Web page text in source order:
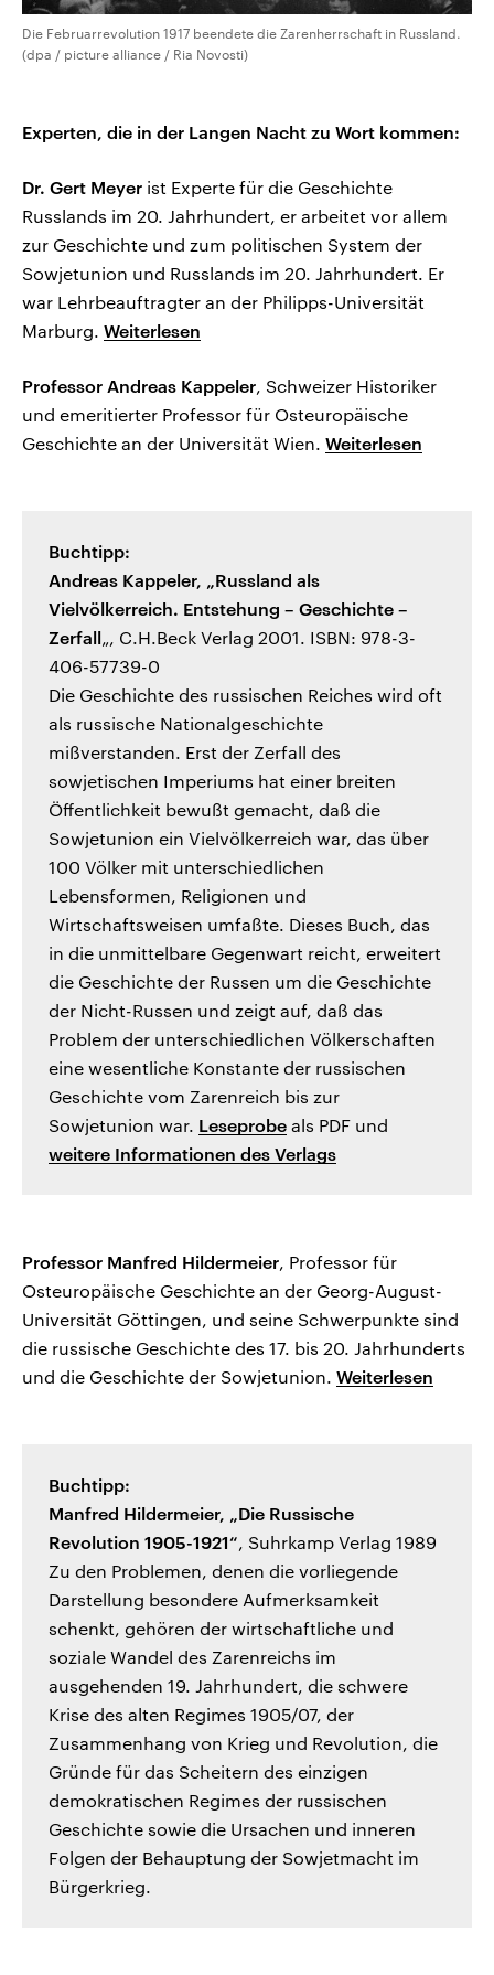
Die Februarrevolution 1917 beendete die Zarenherrschaft in Russland.
(dpa / picture alliance / Ria Novosti)
Experten, die in der Langen Nacht zu Wort kommen:
Dr. Gert Meyer ist Experte für die Geschichte
Russlands im 20. Jahrhundert, er arbeitet vor allem
zur Geschichte und zum politischen System der
Sowjetunion und Russlands im 20. Jahrhundert. Er
war Lehrbeauftragter an der Philipps-Universität
Marburg. Weiterlesen
Professor Andreas Kappeler, Schweizer Historiker
und emeritierter Professor für Osteuropäische
Geschichte an der Universität Wien. Weiterlesen
Buchtipp:
Andreas Kappeler, „Russland als
Vielvölkerreich. Entstehung – Geschichte –
Zerfall„, C.H.Beck Verlag 2001. ISBN: 978-3-
406-57739-0
Die Geschichte des russischen Reiches wird oft
als russische Nationalgeschichte
mißverstanden. Erst der Zerfall des
sowjetischen Imperiums hat einer breiten
Öffentlichkeit bewußt gemacht, daß die
Sowjetunion ein Vielvölkerreich war, das über
100 Völker mit unterschiedlichen
Lebensformen, Religionen und
Wirtschaftsweisen umfaßte. Dieses Buch, das
in die unmittelbare Gegenwart reicht, erweitert
die Geschichte der Russen um die Geschichte
der Nicht-Russen und zeigt auf, daß das
Problem der unterschiedlichen Völkerschaften
eine wesentliche Konstante der russischen
Geschichte vom Zarenreich bis zur
Sowjetunion war. Leseprobe als PDF und
weitere Informationen des Verlags
Professor Manfred Hildermeier, Professor für
Osteuropäische Geschichte an der Georg-August-
Universität Göttingen, und seine Schwerpunkte sind
die russische Geschichte des 17. bis 20. Jahrhunderts
und die Geschichte der Sowjetunion. Weiterlesen
Buchtipp:
Manfred Hildermeier, „Die Russische
Revolution 1905-1921“, Suhrkamp Verlag 1989
Zu den Problemen, denen die vorliegende
Darstellung besondere Aufmerksamkeit
schenkt, gehören der wirtschaftliche und
soziale Wandel des Zarenreichs im
ausgehenden 19. Jahrhundert, die schwere
Krise des alten Regimes 1905/07, der
Zusammenhang von Krieg und Revolution, die
Gründe für das Scheitern des einzigen
demokratischen Regimes der russischen
Geschichte sowie die Ursachen und inneren
Folgen der Behauptung der Sowjetmacht im
Bürgerkrieg.